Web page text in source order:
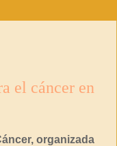
el cáncer en
organizada